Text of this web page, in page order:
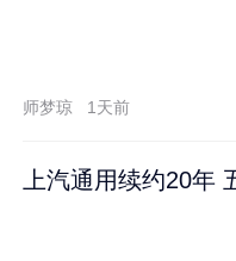
师梦琼 1天前
上汽通用续约20年